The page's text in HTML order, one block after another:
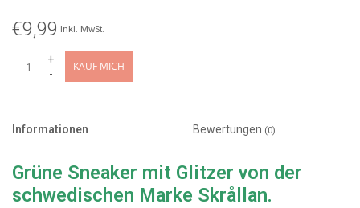
€9,99 Inkl. MwSt.
+
-
KAUF MICH
Informationen Bewertungen (0)
Grüne Sneaker mit Glitzer von der
schwedischen Marke Skrållan.